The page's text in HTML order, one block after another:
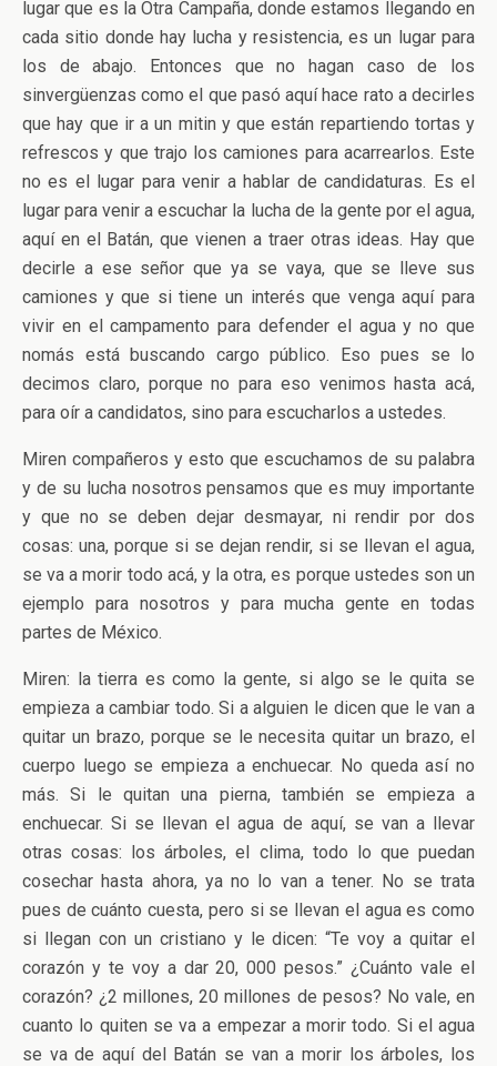
lugar que es la Otra Campaña, donde estamos llegando en
cada sitio donde hay lucha y resistencia, es un lugar para
los de abajo. Entonces que no hagan caso de los
sinvergüenzas como el que pasó aquí hace rato a decirles
que hay que ir a un mitin y que están repartiendo tortas y
refrescos y que trajo los camiones para acarrearlos. Este
no es el lugar para venir a hablar de candidaturas. Es el
lugar para venir a escuchar la lucha de la gente por el agua,
aquí en el Batán, que vienen a traer otras ideas. Hay que
decirle a ese señor que ya se vaya, que se lleve sus
camiones y que si tiene un interés que venga aquí para
vivir en el campamento para defender el agua y no que
nomás está buscando cargo público. Eso pues se lo
decimos claro, porque no para eso venimos hasta acá,
para oír a candidatos, sino para escucharlos a ustedes.
Miren compañeros y esto que escuchamos de su palabra
y de su lucha nosotros pensamos que es muy importante
y que no se deben dejar desmayar, ni rendir por dos
cosas: una, porque si se dejan rendir, si se llevan el agua,
se va a morir todo acá, y la otra, es porque ustedes son un
ejemplo para nosotros y para mucha gente en todas
partes de México.
Miren: la tierra es como la gente, si algo se le quita se
empieza a cambiar todo. Si a alguien le dicen que le van a
quitar un brazo, porque se le necesita quitar un brazo, el
cuerpo luego se empieza a enchuecar. No queda así no
más. Si le quitan una pierna, también se empieza a
enchuecar. Si se llevan el agua de aquí, se van a llevar
otras cosas: los árboles, el clima, todo lo que puedan
cosechar hasta ahora, ya no lo van a tener. No se trata
pues de cuánto cuesta, pero si se llevan el agua es como
si llegan con un cristiano y le dicen: “Te voy a quitar el
corazón y te voy a dar 20, 000 pesos.” ¿Cuánto vale el
corazón? ¿2 millones, 20 millones de pesos? No vale, en
cuanto lo quiten se va a empezar a morir todo. Si el agua
se va de aquí del Batán se van a morir los árboles, los